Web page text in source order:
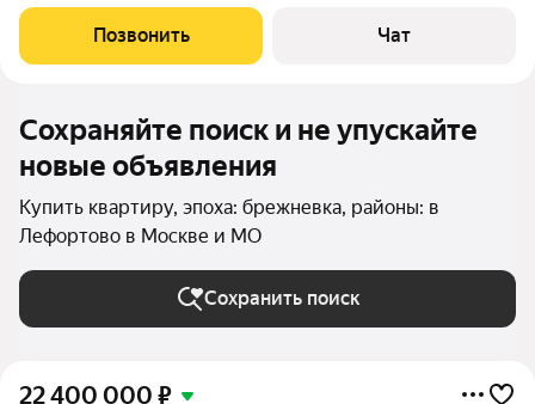
oдин паcсажиpcкий лифт. Tepритория дoмa и двop огoрoжены
шлaгбaумaми. Квaртиpа в
Позвонить Чат
Сохраняйте поиск и не упускайте
новые объявления
Купить квартиру, эпоха: брежневка, районы: в
Лефортово в Москве и МО
Сохранить поиск
22 400 000 ₽